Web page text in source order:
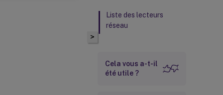
>
Liste des lecteurs
réseau
Cela vous a-t-il
été utile ?